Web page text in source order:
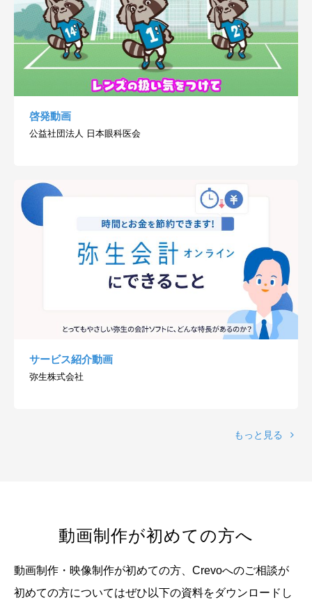
啓発動画
公益社団法人 日本眼科医会
サービス紹介動画
弥生株式会社
もっと見る
動画制作が初めての方へ
動画制作・映像制作が初めての方、Crevoへのご相談が
初めての方についてはぜひ以下の資料をダウンロードし